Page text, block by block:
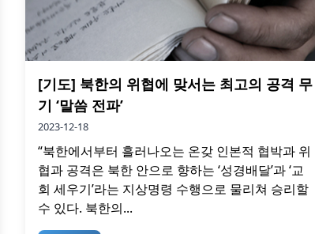
[기도] 북한의 위협에 맞서는 최고의 공격 무
기 ‘말씀 전파’
2023-12-18
“북한에서부터 흘러나오는 온갖 인본적 협박과 위
협과 공격은 북한 안으로 향하는 ‘성경배달’과 ‘교
회 세우기’라는 지상명령 수행으로 물리쳐 승리할
수 있다. 북한의...